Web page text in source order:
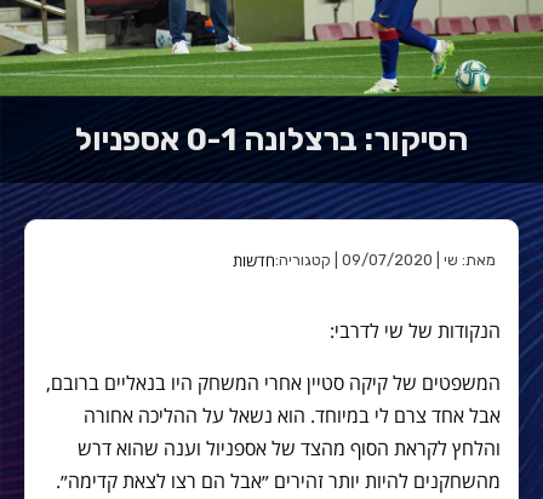
הסיקור: ברצלונה 0-1 אספניול
מאת: שי | 09/07/2020 | קטגוריה: חדשות
הנקודות של שי לדרבי:
המשפטים של קיקה סטיין אחרי המשחק היו בנאליים ברובם,
אבל אחד צרם לי במיוחד. הוא נשאל על ההליכה אחורה
והלחץ לקראת הסוף מהצד של אספניול וענה שהוא דרש
מהשחקנים להיות יותר זהירים ״אבל הם רצו לצאת קדימה״.